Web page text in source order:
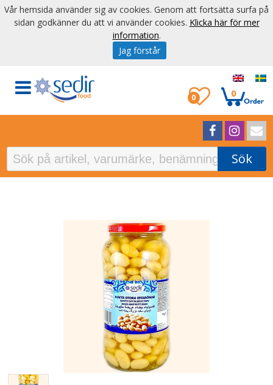
0
0
Sök
Vår hemsida använder sig av cookies. Genom att fortsätta surfa på
sidan godkänner du att vi använder cookies. Klicka här för mer
information.
Jag förstår